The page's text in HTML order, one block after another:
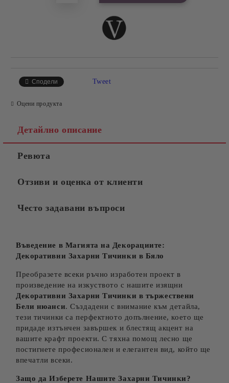
Сподели Tweet
Оцени продукта
Детайлно описание
Ревюта
Отзиви и оценка от клиенти
Често задавани въпроси
Въведение в Магията на Декорациите:
Декоративни ЗахарниТичинки в Бяло
Преобразете всеки ръчно изработен проект в
произведение на изкуството с нашите изящни
Декоративни Захарни Тичинки в тържествени
Бели нюанси. Създадени с внимание към детайла,
тези тичинки са перфектното допълнение, което ще
придаде изтънчен завършек и блестящ акцент на
вашите крафт проекти. С тяхна помощ лесно ще
постигнете професионален и елегантен вид, който ще
впечатли всеки.
Защо да Изберете Нашите Захарни Тичинки?